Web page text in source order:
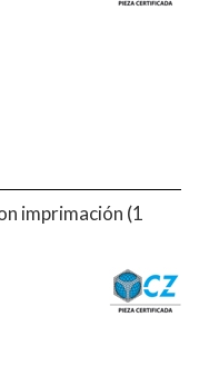
imprimación (1